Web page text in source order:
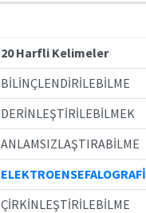
20 Harfli Kelimeler
BİLİNÇLENDİRİLEBİLME
DERİNLEŞTİRİLEBİLMEK
ANLAMSIZLAŞTIRABİLME
ELEKTROENSEFALOGRAFİ
ÇİRKİNLEŞTİRİLEBİLME